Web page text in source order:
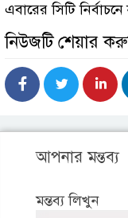
এবারের সিটি
নিউজটি শেয়ার
আপনার মন্তব্য
মন্তব্য লিখুন